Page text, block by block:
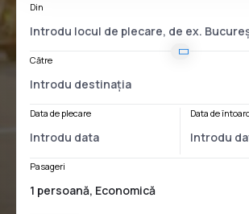
Din
Către
Data de plecare Data de
Pasageri